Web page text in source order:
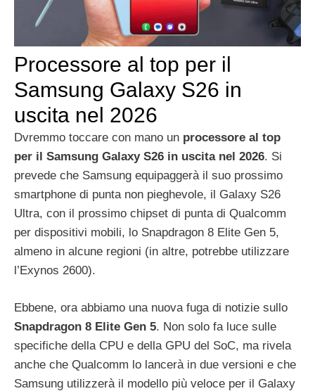
Processore al top per il
Samsung Galaxy S26 in
uscita nel 2026
Dvremmo toccare con mano un processore al top
per il Samsung Galaxy S26 in uscita nel 2026. Si
prevede che Samsung equipaggerà il suo prossimo
smartphone di punta non pieghevole, il Galaxy S26
Ultra, con il prossimo chipset di punta di Qualcomm
per dispositivi mobili, lo Snapdragon 8 Elite Gen 5,
almeno in alcune regioni (in altre, potrebbe utilizzare
l’Exynos 2600).
Ebbene, ora abbiamo una nuova fuga di notizie sullo
Snapdragon 8 Elite Gen 5. Non solo fa luce sulle
specifiche della CPU e della GPU del SoC, ma rivela
anche che Qualcomm lo lancerà in due versioni e che
Samsung utilizzerà il modello più veloce per il Galaxy